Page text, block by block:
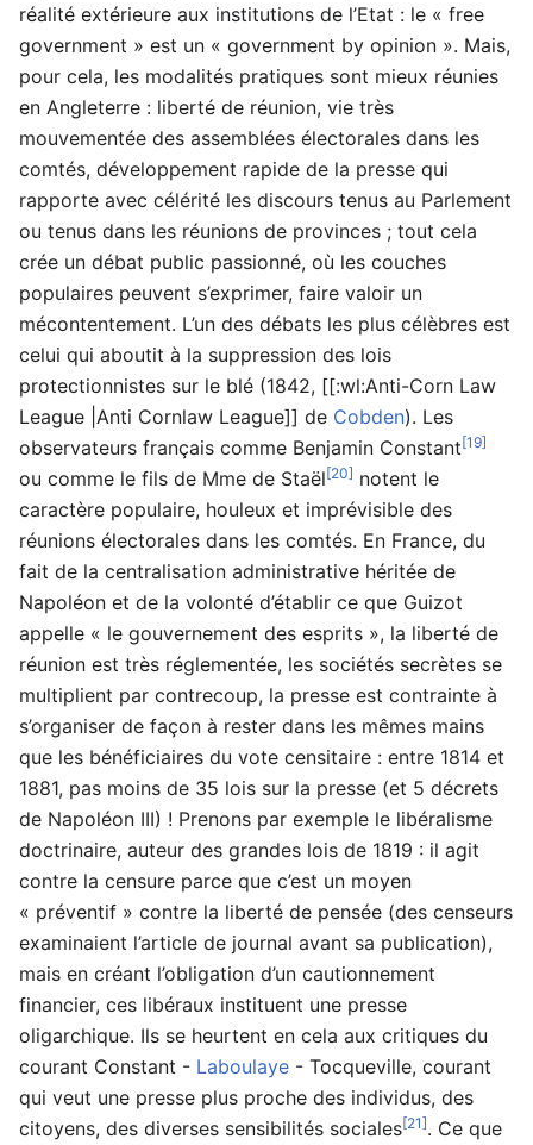
réalité extérieure aux institutions de l’Etat : le « free
government » est un « government by opinion ». Mais,
pour cela, les modalités pratiques sont mieux réunies
en Angleterre : liberté de réunion, vie très
mouvementée des assemblées électorales dans les
comtés, développement rapide de la presse qui
rapporte avec célérité les discours tenus au Parlement
ou tenus dans les réunions de provinces ; tout cela
crée un débat public passionné, où les couches
populaires peuvent s’exprimer, faire valoir un
mécontentement. L’un des débats les plus célèbres est
celui qui aboutit à la suppression des lois
protectionnistes sur le blé (1842, [[:wl:Anti-Corn Law
League |Anti Cornlaw League]] de Cobden). Les
observateurs français comme Benjamin Constant[19]
ou comme le fils de Mme de Staël[20] notent le
caractère populaire, houleux et imprévisible des
réunions électorales dans les comtés. En France, du
fait de la centralisation administrative héritée de
Napoléon et de la volonté d’établir ce que Guizot
appelle « le gouvernement des esprits », la liberté de
réunion est très réglementée, les sociétés secrètes se
multiplient par contrecoup, la presse est contrainte à
s’organiser de façon à rester dans les mêmes mains
que les bénéficiaires du vote censitaire : entre 1814 et
1881, pas moins de 35 lois sur la presse (et 5 décrets
de Napoléon III) ! Prenons par exemple le libéralisme
doctrinaire, auteur des grandes lois de 1819 : il agit
contre la censure parce que c’est un moyen
« préventif » contre la liberté de pensée (des censeurs
examinaient l’article de journal avant sa publication),
mais en créant l’obligation d’un cautionnement
financier, ces libéraux instituent une presse
oligarchique. Ils se heurtent en cela aux critiques du
courant Constant - Laboulaye - Tocqueville, courant
qui veut une presse plus proche des individus, des
citoyens, des diverses sensibilités sociales[21]. Ce que